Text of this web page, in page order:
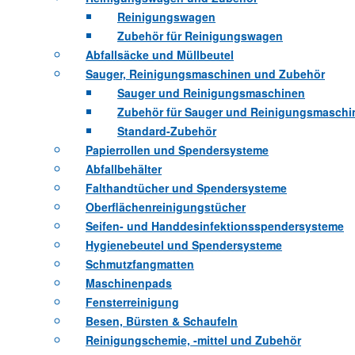
Reinigungswagen
Zubehör für Reinigungswagen
Abfallsäcke und Müllbeutel
Sauger, Reinigungsmaschinen und Zubehör
Sauger und Reinigungsmaschinen
Zubehör für Sauger und
Standard-Zubehör
Papierrollen und Spendersysteme
Abfallbehälter
Falthandtücher und Spendersysteme
Oberflächenreinigungstücher
Seifen- und Handdesinfektionsspendersysteme
Hygienebeutel und Spendersysteme
Schmutzfangmatten
Maschinenpads
Fensterreinigung
Besen, Bürsten & Schaufeln
Reinigungschemie, -mittel und Zubehör